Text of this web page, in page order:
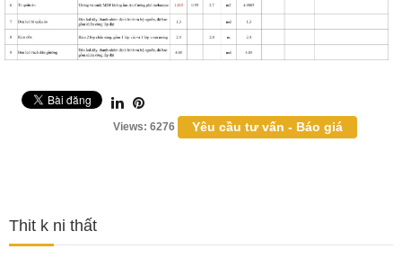
Views: 6276 Yêu cầu tư vấn - Báo giá
Thit k ni thất